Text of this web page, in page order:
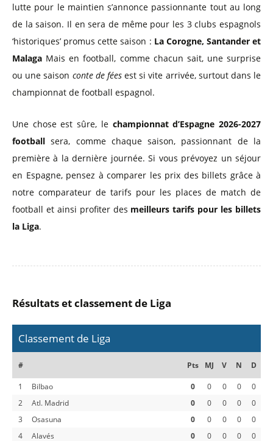
lutte pour le maintien s’annonce passionnante tout au long
de la saison. Il en sera de même pour les 3 clubs espagnols
‘historiques’ promus cette saison : La Corogne, Santander et
Malaga Mais en football, comme chacun sait, une surprise
ou une saison conte de féesest si vite arrivée, surtout dans le
championnat de football espagnol.
Une chose est sûre, le championnat d’Espagne 2026-2027
football sera, comme chaque saison, passionnant de la
première à la dernière journée. Si vous prévoyez un séjour
en Espagne, pensez à comparer les prix des billets grâce à
notre comparateur de tarifs pour les places de match de
football et ainsi profiter des meilleurs tarifs pour les billets
la Liga.
Résultats et classement de Liga
Classement de Liga
# Pts MJ V N D
1 Bilbao 0 0 0 0
0
2
Atl. Madrid 0 0 0 0
0
3
Osasuna 0 0 0 0
0
4
Alavés 0 0 0 0 0